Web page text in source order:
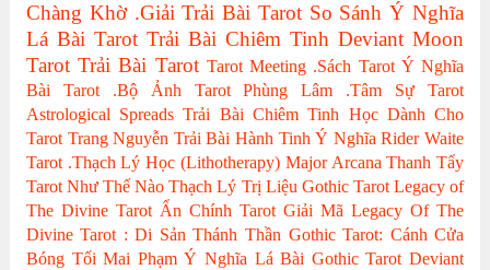
Chàng Khờ .Giải Trải Bài Tarot So Sánh Ý Nghĩa
Lá Bài Tarot Trải Bài Chiêm Tinh Deviant Moon
Tarot Trải Bài Tarot Tarot Meeting .Sách Tarot Ý Nghĩa
Bài Tarot
.Bộ Ảnh Tarot Phùng Lâm
.Tâm Sự Tarot
Astrological Spreads Trải Bài Chiêm Tinh Học Dành Cho
Tarot Trang Nguyễn Trải Bài Hành Tinh Ý Nghĩa Rider Waite
Tarot .Thạch Lý Học (Lithotherapy) Major Arcana Thanh Tẩy
Tarot Như Thế Nào Thạch Lý Trị Liệu Gothic Tarot Legacy of
The Divine Tarot Ẩn Chính Tarot Giải Mã Legacy Of The
Divine Tarot : Di Sản Thánh Thần Gothic Tarot: Cánh Cửa
Bóng Tối Mai Phạm Ý Nghĩa Lá Bài Gothic Tarot Deviant